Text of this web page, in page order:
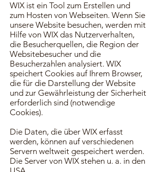
WIX ist ein Tool zum Erstellen und
zum Hosten von Webseiten. Wenn Sie
unsere Website besuchen, werden mit
Hilfe von WIX das Nutzerverhalten,
die Besucherquellen, die Region der
Websitebesucher und die
Besucherzahlen analysiert. WIX
speichert Cookies auf Ihrem Browser,
die für die Darstellung der Website
und zur Gewährleistung der Sicherheit
erforderlich sind (notwendige
Cookies).
Die Daten, die über WIX erfasst
werden, können auf verschiedenen
Servern weltweit gespeichert werden.
Die Server von WIX stehen u. a. in den